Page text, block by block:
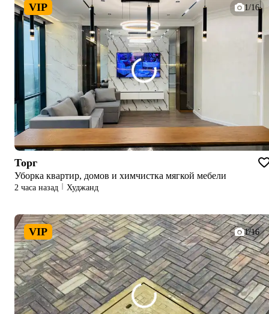
VIP 1/16
Торг
Уборка квартир, домов и химчистка мягкой мебели
2 часа назад Худжанд
VIP 1/16